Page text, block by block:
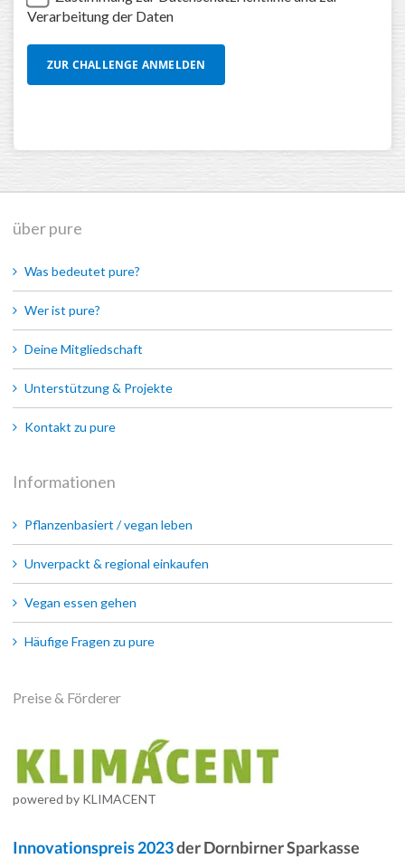
Verarbeitung der Daten
über pure
Was bedeutet pure?
Wer ist pure?
Deine Mitgliedschaft
Unterstützung & Projekte
Kontakt zu pure
Informationen
Pflanzenbasiert / vegan leben
Unverpackt & regional einkaufen
Vegan essen gehen
Häufige Fragen zu pure
Preise & Förderer
powered by KLIMACENT
Innovationspreis 2023der Dornbirner Sparkasse